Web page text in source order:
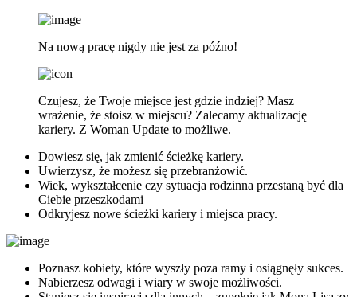
Na nową pracę nigdy nie jest za późno!
Czujesz, że Twoje miejsce jest gdzie indziej? Masz
wrażenie, że stoisz w miejscu? Zalecamy aktualizację
kariery. Z Woman Update to możliwe.
Dowiesz się, jak zmienić ścieżkę kariery.
Uwierzysz, że możesz się przebranżowić.
Wiek, wykształcenie czy sytuacja rodzinna przestaną być dla
Ciebie przeszkodami
Odkryjesz nowe ścieżki kariery i miejsca pracy.
Poznasz kobiety, które wyszły poza ramy i osiągnęły sukces.
Nabierzesz odwagi i wiary w swoje możliwości.